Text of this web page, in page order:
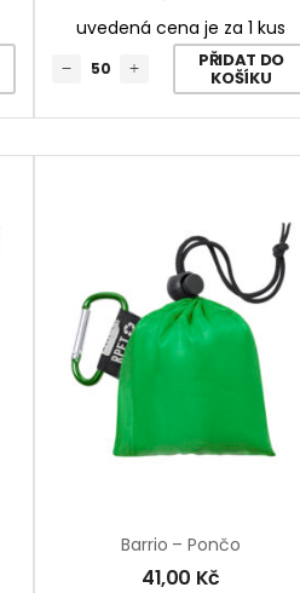
uvedená cena je za 1 kus
PŘIDAT DO
KOŠÍKU
Barrio – Pončo
41,00 Kč